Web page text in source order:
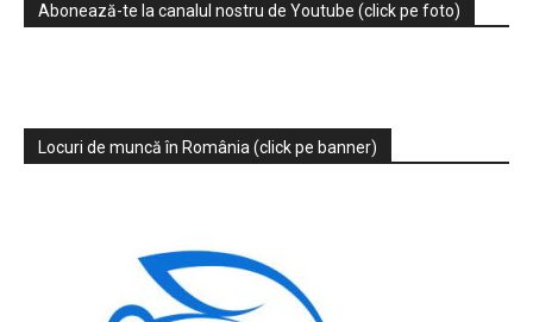
Abonează-te la canalul nostru de Youtube (click pe foto)
Locuri de muncă în România (click pe banner)